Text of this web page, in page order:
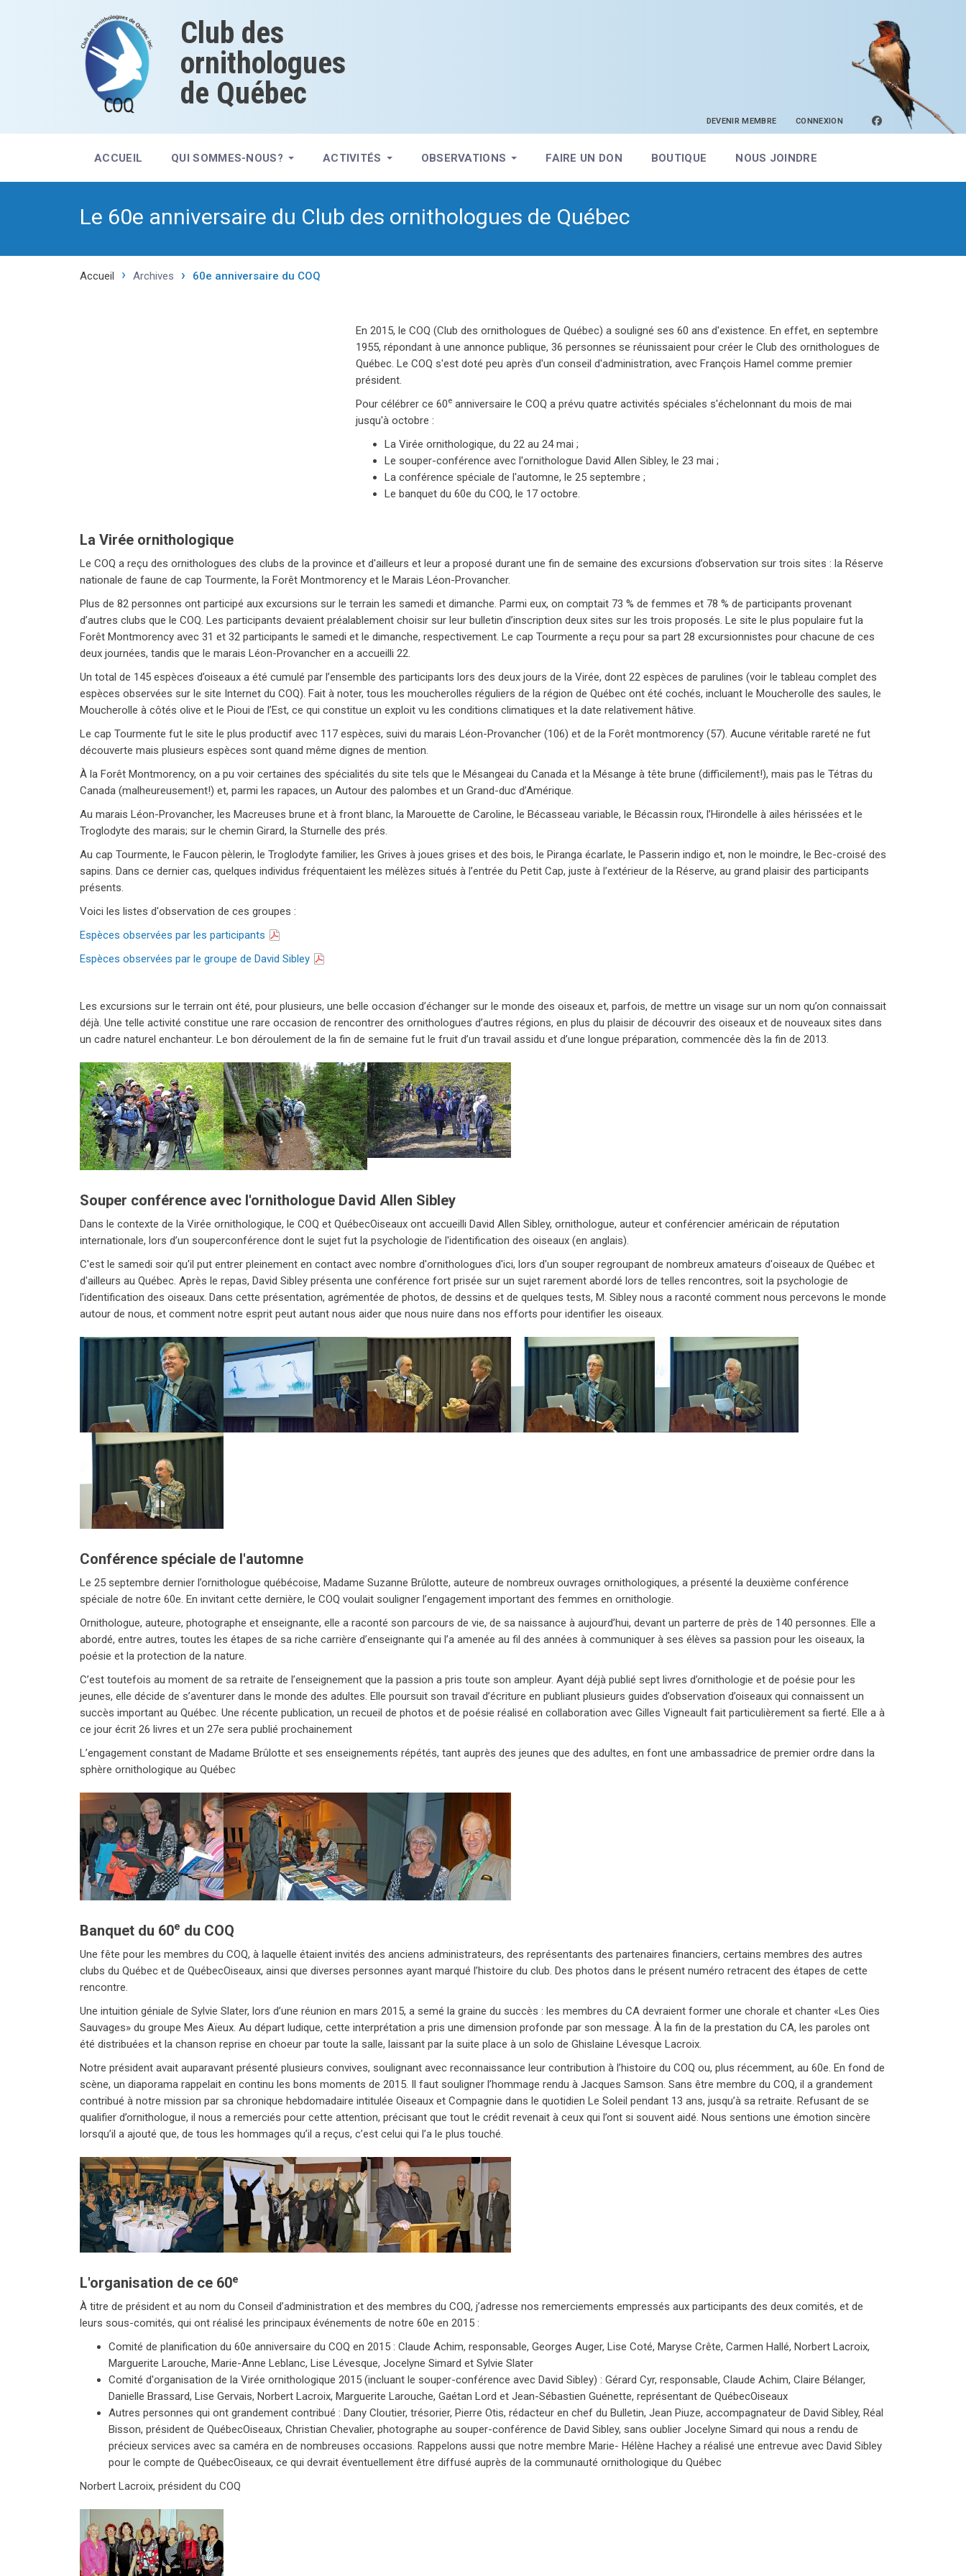
Club des
ornithologues
de Québec
DEVENIR MEMBRE CONNEXION facebook
ACCUEIL QUI SOMMES-NOUS? ACTIVITÉS OBSERVATIONS FAIRE UN DON BOUTIQUE NOUS JOINDRE
Le 60e anniversaire du Club des ornithologues de Québec
Accueil Archives 60e anniversaire du COQ
En 2015, le COQ (Club des ornithologues de Québec) a souligné ses 60 ans d'existence. En effet, en septembre
1955, répondant à une annonce publique, 36 personnes se réunissaient pour créer le Club des ornithologues de
Québec. Le COQ s'est doté peu après d'un conseil d'administration, avec François Hamel comme premier
président.
Pour célébrer ce 60e anniversaire le COQ a prévu quatre activités spéciales s'échelonnant du mois de mai
jusqu'à octobre :
La Virée ornithologique, du 22 au 24 mai ;
Le souper-conférence avec l'ornithologue David Allen Sibley, le 23 mai ;
La conférence spéciale de l'automne, le 25 septembre ;
Le banquet du 60e du COQ, le 17 octobre.
La Virée ornithologique
Le COQ a reçu des ornithologues des clubs de la province et d'ailleurs et leur a proposé durant une fin de semaine des excursions d’observation sur trois sites : la Réserve
nationale de faune de cap Tourmente, la Forêt Montmorency et le Marais Léon-Provancher.
Plus de 82 personnes ont participé aux excursions sur le terrain les samedi et dimanche. Parmi eux, on comptait 73 % de femmes et 78 % de participants provenant
d’autres clubs que le COQ. Les participants devaient préalablement choisir sur leur bulletin d’inscription deux sites sur les trois proposés. Le site le plus populaire fut la
Forêt Montmorency avec 31 et 32 participants le samedi et le dimanche, respectivement. Le cap Tourmente a reçu pour sa part 28 excursionnistes pour chacune de ces
deux journées, tandis que le marais Léon-Provancher en a accueilli 22.
Un total de 145 espèces d’oiseaux a été cumulé par l’ensemble des participants lors des deux jours de la Virée, dont 22 espèces de parulines (voir le tableau complet des
espèces observées sur le site Internet du COQ). Fait à noter, tous les moucherolles réguliers de la région de Québec ont été cochés, incluant le Moucherolle des saules, le
Moucherolle à côtés olive et le Pioui de l’Est, ce qui constitue un exploit vu les conditions climatiques et la date relativement hâtive.
Le cap Tourmente fut le site le plus productif avec 117 espèces, suivi du marais Léon-Provancher (106) et de la Forêt montmorency (57). Aucune véritable rareté ne fut
découverte mais plusieurs espèces sont quand même dignes de mention.
À la Forêt Montmorency, on a pu voir certaines des spécialités du site tels que le Mésangeai du Canada et la Mésange à tête brune (difficilement!), mais pas le Tétras du
Canada (malheureusement!) et, parmi les rapaces, un Autour des palombes et un Grand-duc d’Amérique.
Au marais Léon-Provancher, les Macreuses brune et à front blanc, la Marouette de Caroline, le Bécasseau variable, le Bécassin roux, l’Hirondelle à ailes hérissées et le
Troglodyte des marais; sur le chemin Girard, la Sturnelle des prés.
Au cap Tourmente, le Faucon pèlerin, le Troglodyte familier, les Grives à joues grises et des bois, le Piranga écarlate, le Passerin indigo et, non le moindre, le Bec-croisé des
sapins. Dans ce dernier cas, quelques individus fréquentaient les mélèzes situés à l’entrée du Petit Cap, juste à l’extérieur de la Réserve, au grand plaisir des participants
présents.
Voici les listes d'observation de ces groupes :
Espèces observées par les participants
Espèces observées par le groupe de David Sibley
Les excursions sur le terrain ont été, pour plusieurs, une belle occasion d’échanger sur le monde des oiseaux et, parfois, de mettre un visage sur un nom qu’on connaissait
déjà. Une telle activité constitue une rare occasion de rencontrer des ornithologues d’autres régions, en plus du plaisir de découvrir des oiseaux et de nouveaux sites dans
un cadre naturel enchanteur. Le bon déroulement de la fin de semaine fut le fruit d’un travail assidu et d’une longue préparation, commencée dès la fin de 2013.
Souper conférence avec l'ornithologue David Allen Sibley
Dans le contexte de la Virée ornithologique, le COQ et QuébecOiseaux ont accueilli David Allen Sibley, ornithologue, auteur et conférencier américain de réputation
internationale, lors d’un souperconférence dont le sujet fut la psychologie de l'identification des oiseaux (en anglais).
C'est le samedi soir qu'il put entrer pleinement en contact avec nombre d'ornithologues d'ici, lors d'un souper regroupant de nombreux amateurs d'oiseaux de Québec et
d'ailleurs au Québec. Après le repas, David Sibley présenta une conférence fort prisée sur un sujet rarement abordé lors de telles rencontres, soit la psychologie de
l'identification des oiseaux. Dans cette présentation, agrémentée de photos, de dessins et de quelques tests, M. Sibley nous a raconté comment nous percevons le monde
autour de nous, et comment notre esprit peut autant nous aider que nous nuire dans nos efforts pour identifier les oiseaux.
Conférence spéciale de l'automne
Le 25 septembre dernier l’ornithologue québécoise, Madame Suzanne Brûlotte, auteure de nombreux ouvrages ornithologiques, a présenté la deuxième conférence
spéciale de notre 60e. En invitant cette dernière, le COQ voulait souligner l’engagement important des femmes en ornithologie.
Ornithologue, auteure, photographe et enseignante, elle a raconté son parcours de vie, de sa naissance à aujourd’hui, devant un parterre de près de 140 personnes. Elle a
abordé, entre autres, toutes les étapes de sa riche carrière d’enseignante qui l’a amenée au fil des années à communiquer à ses élèves sa passion pour les oiseaux, la
poésie et la protection de la nature.
C’est toutefois au moment de sa retraite de l’enseignement que la passion a pris toute son ampleur. Ayant déjà publié sept livres d’ornithologie et de poésie pour les
jeunes, elle décide de s’aventurer dans le monde des adultes. Elle poursuit son travail d’écriture en publiant plusieurs guides d’observation d’oiseaux qui connaissent un
succès important au Québec. Une récente publication, un recueil de photos et de poésie réalisé en collaboration avec Gilles Vigneault fait particulièrement sa fierté. Elle a à
ce jour écrit 26 livres et un 27e sera publié prochainement
L’engagement constant de Madame Brûlotte et ses enseignements répétés, tant auprès des jeunes que des adultes, en font une ambassadrice de premier ordre dans la
sphère ornithologique au Québec
Banquet du 60e du COQ
Une fête pour les membres du COQ, à laquelle étaient invités des anciens administrateurs, des représentants des partenaires financiers, certains membres des autres
clubs du Québec et de QuébecOiseaux, ainsi que diverses personnes ayant marqué l’histoire du club. Des photos dans le présent numéro retracent des étapes de cette
rencontre.
Une intuition géniale de Sylvie Slater, lors d’une réunion en mars 2015, a semé la graine du succès : les membres du CA devraient former une chorale et chanter «Les Oies
Sauvages» du groupe Mes Aïeux. Au départ ludique, cette interprétation a pris une dimension profonde par son message. À la fin de la prestation du CA, les paroles ont
été distribuées et la chanson reprise en choeur par toute la salle, laissant par la suite place à un solo de Ghislaine Lévesque Lacroix.
Notre président avait auparavant présenté plusieurs convives, soulignant avec reconnaissance leur contribution à l’histoire du COQ ou, plus récemment, au 60e. En fond de
scène, un diaporama rappelait en continu les bons moments de 2015. Il faut souligner l’hommage rendu à Jacques Samson. Sans être membre du COQ, il a grandement
contribué à notre mission par sa chronique hebdomadaire intitulée Oiseaux et Compagnie dans le quotidien Le Soleil pendant 13 ans, jusqu’à sa retraite. Refusant de se
qualifier d’ornithologue, il nous a remerciés pour cette attention, précisant que tout le crédit revenait à ceux qui l’ont si souvent aidé. Nous sentions une émotion sincère
lorsqu’il a ajouté que, de tous les hommages qu’il a reçus, c’est celui qui l’a le plus touché.
L'organisation de ce 60e
À titre de président et au nom du Conseil d’administration et des membres du COQ, j’adresse nos remerciements empressés aux participants des deux comités, et de
leurs sous-comités, qui ont réalisé les principaux événements de notre 60e en 2015 :
Comité de planification du 60e anniversaire du COQ en 2015 : Claude Achim, responsable, Georges Auger, Lise Coté, Maryse Crête, Carmen Hallé, Norbert Lacroix,
Marguerite Larouche, Marie-Anne Leblanc, Lise Lévesque, Jocelyne Simard et Sylvie Slater
Comité d'organisation de la Virée ornithologique 2015 (incluant le souper-conférence avec David Sibley) : Gérard Cyr, responsable, Claude Achim, Claire Bélanger,
Danielle Brassard, Lise Gervais, Norbert Lacroix, Marguerite Larouche, Gaétan Lord et Jean-Sébastien Guénette, représentant de QuébecOiseaux
Autres personnes qui ont grandement contribué : Dany Cloutier, trésorier, Pierre Otis, rédacteur en chef du Bulletin, Jean Piuze, accompagnateur de David Sibley, Réal
Bisson, président de QuébecOiseaux, Christian Chevalier, photographe au souper-conférence de David Sibley, sans oublier Jocelyne Simard qui nous a rendu de
précieux services avec sa caméra en de nombreuses occasions. Rappelons aussi que notre membre Marie- Hélène Hachey a réalisé une entrevue avec David Sibley
pour le compte de QuébecOiseaux, ce qui devrait éventuellement être diffusé auprès de la communauté ornithologique du Québec
Norbert Lacroix, président du COQ